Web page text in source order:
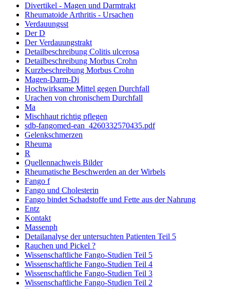
Divertikel - Magen und Darmtrakt
Rheumatoide Arthritis - Ursachen
Verdauungsst
Der D
Der Verdauungstrakt
Detailbeschreibung Colitis ulcerosa
Detailbeschreibung Morbus Crohn
Kurzbeschreibung Morbus Crohn
Magen-Darm-Di
Hochwirksame Mittel gegen Durchfall
Urachen von chronischem Durchfall
Ma
Mischhaut richtig pflegen
sdb-fangomed-ean_4260332570435.pdf
Gelenkschmerzen
Rheuma
R
Quellennachweis Bilder
Rheumatische Beschwerden an der Wirbels
Fango f
Fango und Cholesterin
Fango bindet Schadstoffe und Fette aus der Nahrung
Entz
Kontakt
Massenph
Detailanalyse der untersuchten Patienten Teil 5
Rauchen und Pickel ?
Wissenschaftliche Fango-Studien Teil 5
Wissenschaftliche Fango-Studien Teil 4
Wissenschaftliche Fango-Studien Teil 3
Wissenschaftliche Fango-Studien Teil 2